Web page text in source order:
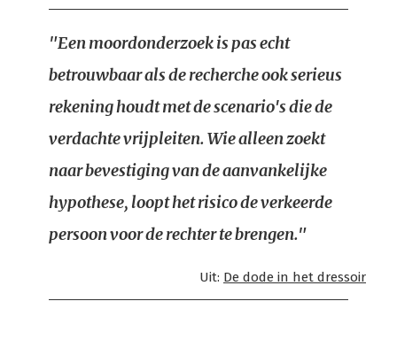
"Een moordonderzoek is pas echt
betrouwbaar als de recherche ook serieus
rekening houdt met de scenario's die de
verdachte vrijpleiten. Wie alleen zoekt
naar bevestiging van de aanvankelijke
hypothese, loopt het risico de verkeerde
persoon voor de rechter te brengen."
Uit: De dode in het dressoir